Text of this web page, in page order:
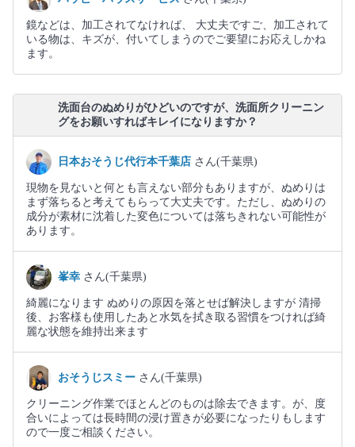
鏡などは、加工されてなければ、 大丈夫ですご、加工されて
いる物は、キズが、付いてしまうのでご要望にお応えしかね
ます。
洗面台のぬめりがひどいのですが、洗面所クリーニン
グをお願いすればキレイになりますか？
日本おそうじ代行本千葉店 さん(千葉県)
現物を見ないと何とも言えない部分もありますが、ぬめりは
まず落ちると考えてもらって大丈夫です。ただし、ぬめりの
成分が素材に沈着した変色については落ちきれない可能性が
あります。
峯幸 さん(千葉県)
綺麗になります ぬめりの原因を落とせば解決しますが 清掃
後、お客様も使用したあと水気を拭き取る習慣をつければ綺
麗な状態を維持出来ます
おそうじスミー さん(千葉県)
クリーニング作業でほとんどのものは除去できます。が、度
合いによっては長時間の浸け置きが必要になったりもします
ので一度ご相談ください。